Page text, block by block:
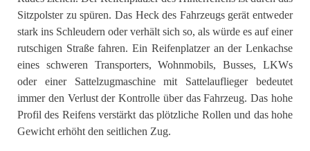
Sitzpolster zu spüren. Das Heck des Fahrzeugs gerät entweder
stark ins Schleudern oder verhält sich so, als würde es auf einer
rutschigen Straße fahren. Ein Reifenplatzer an der Lenkachse
eines schweren Transporters, Wohnmobils, Busses, LKWs
oder einer Sattelzugmaschine mit Sattelauflieger bedeutet
immer den Verlust der Kontrolle über das Fahrzeug. Das hohe
Profil des Reifens verstärkt das plötzliche Rollen und das hohe
Gewicht erhöht den seitlichen Zug.